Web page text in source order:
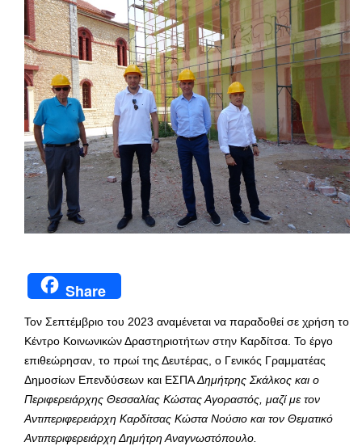
Share
Τον Σεπτέμβριο του 2023 αναμένεται να παραδοθεί σε χρήση το
Κέντρο Κοινωνικών Δραστηριοτήτων στην Καρδίτσα. Το έργο
επιθεώρησαν, το πρωί της Δευτέρας, ο Γενικός Γραμματέας
Δημοσίων Επενδύσεων και ΕΣΠΑΔημήτρης Σκάλκος και ο
Περιφερειάρχης Θεσσαλίας Κώστας Αγοραστός, μαζί με τον
Αντιπεριφερειάρχη Καρδίτσας Κώστα Νούσιο και τον Θεματικό
Αντιπεριφερειάρχη Δημήτρη Αναγνωστόπουλο.